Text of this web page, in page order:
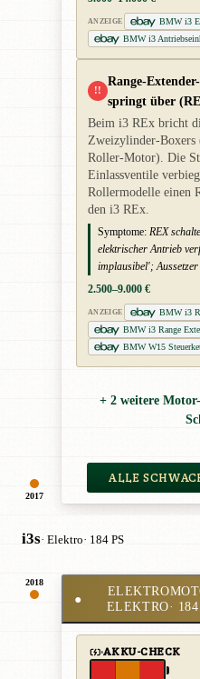
2017
ANZEIGE
BMW i3
BMW i3
!!
Range-
springt über
Beim i3 REx bricht
Zweizylinder-
Roller-Motor). Die
Einlassventile
Rollermodelle einen
den i3 REx.
Symptome: REX
elektrischer Antrieb
implausibel';
2.500–9.000 €
ANZEIGE
BMW i3
BMW i3 Range
BMW W15
+ 2 weitere
ALLE
i3s· Elektro· 184 PS
2018
●
ELEKTRO·
AKKU-CHECK